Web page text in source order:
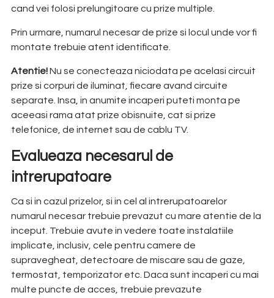
cand vei folosi prelungitoare cu prize multiple.
Prin urmare, numarul necesar de prize si locul unde vor fi
montate trebuie atent identificate.
Atentie!Nu se conecteaza niciodata pe acelasi circuit
prize si corpuri de iluminat, fiecare avand circuite
separate. Insa, in anumite incaperi puteti monta pe
aceeasi rama atat prize obisnuite, cat si prize
telefonice, de internet sau de cablu TV.
Evalueaza necesarul de
intrerupatoare
Ca si in cazul prizelor, si in cel al intrerupatoarelor
numarul necesar trebuie prevazut cu mare atentie de la
inceput. Trebuie avute in vedere toate instalatiile
implicate, inclusiv, cele pentru camere de
supravegheat, detectoare de miscare sau de gaze,
termostat, temporizator etc. Daca sunt incaperi cu mai
multe puncte de acces, trebuie prevazute